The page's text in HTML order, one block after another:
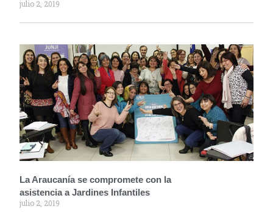
julio 2, 2019
La Araucanía se compromete con la
asistencia a Jardines Infantiles
julio 2, 2019